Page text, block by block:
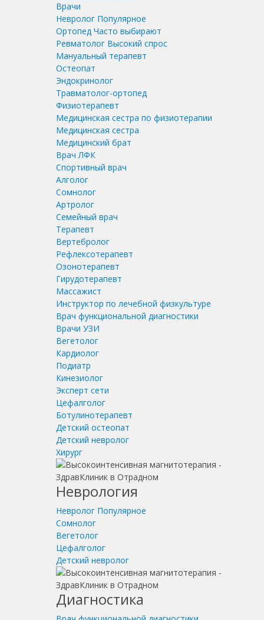
Врачи
Невролог Популярное
Ортопед Часто выбирают
Ревматолог Высокий спрос
Мануальный терапевт
Остеопат
Эндокринолог
Травматолог-ортопед
Физиотерапевт
Медицинская сестра по физиотерапии
Медицинская сестра
Медицинский брат
Врач ЛФК
Спортивный врач
Алголог
Сомнолог
Артролог
Семейный врач
Терапевт
Вертебролог
Рефлексотерапевт
Озонотерапевт
Гирудотерапевт
Массажист
Инструктор по лечебной физкультуре
Врач функциональной диагностики
Врачи УЗИ
Вегетолог
Кардиолог
Подиатр
Кинезиолог
Эксперт сети
Цефалголог
Ботулинотерапевт
Детский остеопат
Детский невролог
Хирург
Неврология
Невролог Популярное
Сомнолог
Вегетолог
Цефалголог
Детский невролог
Диагностика